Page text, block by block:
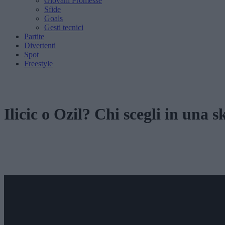
Sfide
Goals
Gesti tecnici
Partite
Divertenti
Spot
Freestyle
Ilicic o Ozil? Chi scegli in una